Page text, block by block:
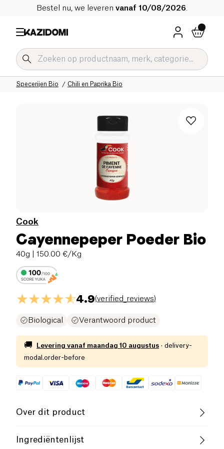
Bestel nu, we leveren vanaf 10/08/2026
Chili en Paprika Bio
Specerijen Bio
Sauzen en Condimenten Bio
Zoute Kruidenierswaren Bio
Onze biologische catalogus
Home
Cook
Cayennepeper Poeder Bio
40g | 150.00 €/Kg
4.9(verified_reviews)
Biological Verantwoord product
🚚 Levering vanaf maandag 10 augustus · delivery-
modal.order-before
Over dit product
Vegan Glutenvrij (ingrediënten)
Ingrediëntenlijst